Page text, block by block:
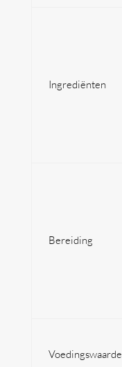
Ingrediënten
Bereiding
Voedingswaarde